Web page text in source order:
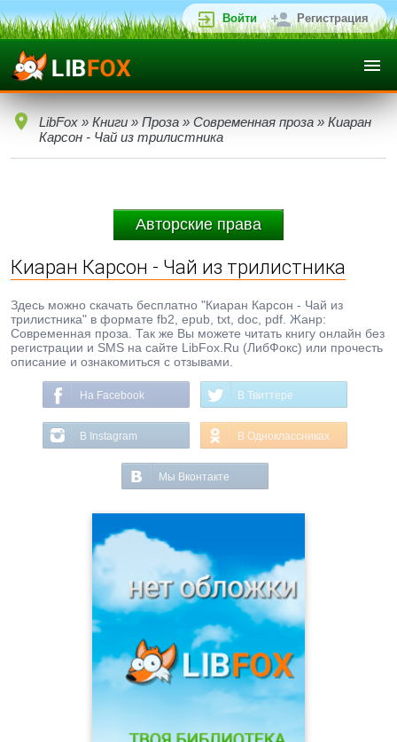
Войти Регистрация
LibFox » Книги » Проза » Современная проза » Киаран
Карсон - Чай из трилистника
Авторские права
Киаран Карсон - Чай из трилистника
Здесь можно скачать бесплатно "Киаран Карсон - Чай из
трилистника" в формате fb2, epub, txt, doc, pdf. Жанр:
Современная проза. Так же Вы можете читать книгу онлайн без
регистрации и SMS на сайте LibFox.Ru (ЛибФокс) или прочесть
описание и ознакомиться с отзывами.
На Facebook В Твиттере
В Instagram В Одноклассниках
Мы Вконтакте